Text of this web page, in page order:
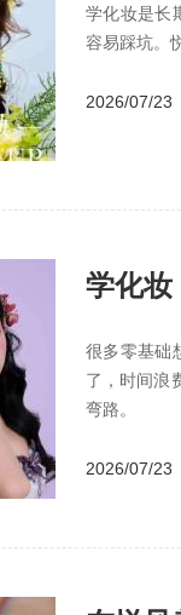
学化妆是长
容易踩坑。
2026/07/23
学化妆
很多零基础
了，时间浪
弯路。
2026/07/23